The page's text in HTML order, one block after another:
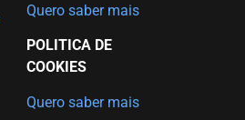
Quero saber mais
POLITICA DE
COOKIES
Quero saber mais